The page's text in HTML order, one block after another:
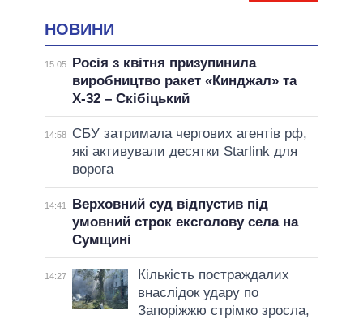
НОВИНИ
15:05
Росія з квітня призупинила
виробництво ракет «Кинджал» та
Х-32 – Скібіцький
14:58
СБУ затримала чергових агентів рф,
які активували десятки Starlink для
ворога
14:41
Верховний суд відпустив під
умовний строк ексголову села на
Сумщині
14:27
Кількість постраждалих
внаслідок удару по
Запоріжжю стрімко зросла,